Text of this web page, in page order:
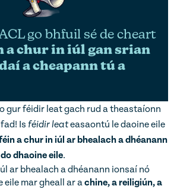
go bhfuil sé de cheart
a chur in iúl gan srian
a cheapann tú a
gur féidir leat gach rud a theastaíonn
Is féidir leateasaontú le daoine eile
a chur in iúl ar bhealach a dhéanann
dhaoine eile.
ar bhealach a dhéanann ionsaí nó
eile mar gheall ar achine, a reiligiún, a